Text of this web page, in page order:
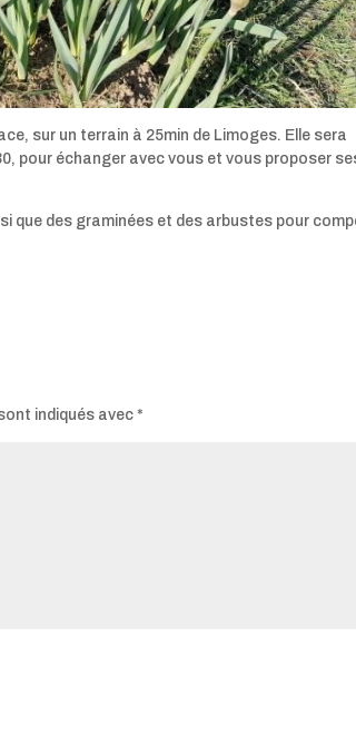
sur un terrain à 25min de Limoges. Elle sera
pour échanger avec vous et vous proposer
que des graminées et des arbustes pour
indiqués avec*